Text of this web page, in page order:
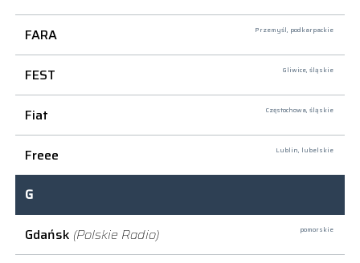
FARA
Przemyśl, podkarpackie
FEST Gliwice, śląskie
Fiat Częstochowa, śląskie
Freee Lublin, lubelskie
G
Gdańsk (Polskie Radio) pomorskie